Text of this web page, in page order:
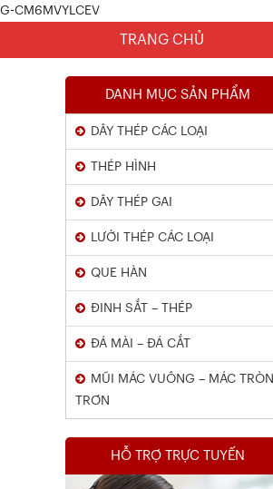
G-CM6MVYLCEV
TRANG CHỦ
DANH MỤC SẢN PHẨM
DÂY THÉP CÁC LOẠI
THÉP HÌNH
DÂY THÉP GAI
LƯỚI THÉP CÁC LOẠI
QUE HÀN
ĐINH SẮT – THÉP
ĐÁ MÀI – ĐÁ CẮT
MŨI MÁC VUÔNG – MÁC TRÒN
TRƠN
HỖ TRỢ TRỰC TUYẾN
Chứng Chỉ Dây Mạ Kẽm Nhúng
Nóng